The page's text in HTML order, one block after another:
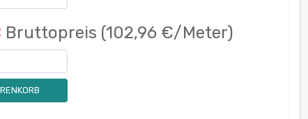
Bruttopreis (102,96 €/Meter)